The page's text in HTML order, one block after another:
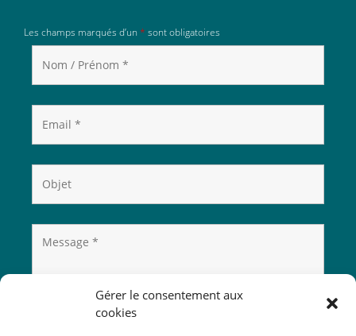
Gérer le consentement aux
cookies
Les champs marqués d’un * sont obligatoires